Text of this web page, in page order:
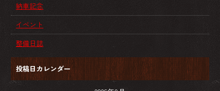
納車記念
イベント
整備日誌
投稿日カレンダー